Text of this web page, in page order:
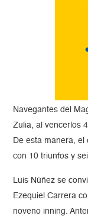
Navegantes del
Zulia, al vencerlos
De esta manera, el
con 10 triunfos y
Luis Núñez se
Ezequiel Carrera
noveno inning.